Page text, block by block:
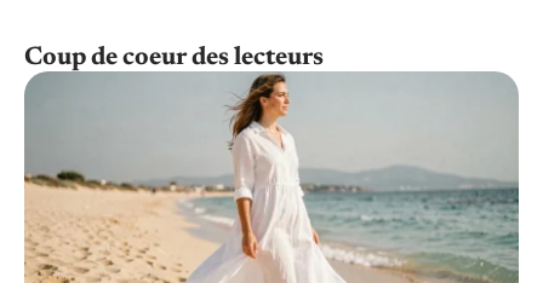
Coup de coeur des lecteurs